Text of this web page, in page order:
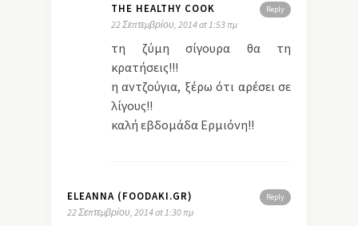
Reply
THE HEALTHY COOK
22 Σεπτεμβρίου, 2014 at 1:53 πμ
τη ζύμη σίγουρα θα τη
κρατήσεις!!!
η αντζούγια, ξέρω ότι αρέσει σε
λίγους!!
καλή εβδομάδα Ερμιόνη!!
Reply
ELEANNA (FOODAKI.GR)
22 Σεπτεμβρίου, 2014 at 1:30 πμ